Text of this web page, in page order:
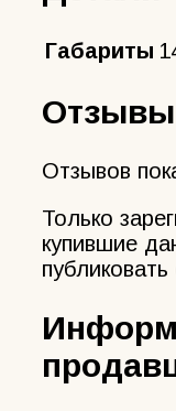
Габариты
Отзывы
Отзывов
Только
купившие